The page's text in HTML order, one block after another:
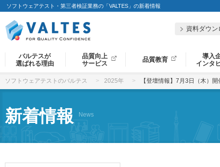
ソフトウェアテスト・第三者検証業務の「VALTES」の新着情報
資料ダウン
バルテスが
選ばれる理由
品質向上
サービス
品質教育
導入
インタ
ソフトウェアテストのバルテス 2025年 【登壇情報】7月3日（木）
新着情報 News